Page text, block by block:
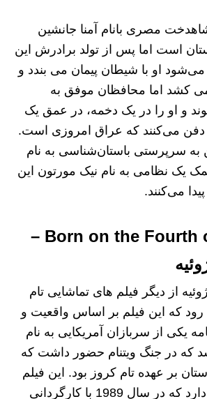
مصری بانام آمنا جانشین
است اما پس از تولد برادرش این
می‌شود او با شیطان پیمان می بندد و
کشد اما محافظان موفق به
و او را در یک دخمه، در عمق یک
دفن می‌کنند که عراق امروزی است.
سرپرستی باستان‌شناسی به نام
یک نظامی به نام نیک مورتون این
می‌کنند.
Born on the Fourth of July 1989 –
از دیگر فیلم های تماشایی تام
که این فیلم بر اساس واقعیت و
یکی از سربازان آمریکایی به نام
که در جنگ ویتنام حضور داشت که
بر عهده تام کروز بود. این فیلم
ژانر درام و جنگی دارد که در سال 1989 با کارگردانی